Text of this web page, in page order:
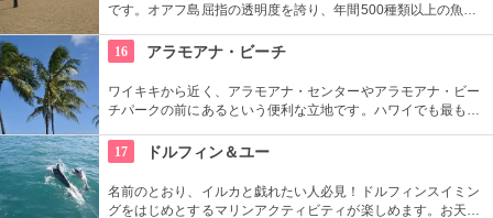
です。オアフ島屈指の透明度を誇り、年間500種類以上の魚が
で年間100万人以上の観光客が訪れます。
16 アラモアナ・ビーチ
ワイキキから近く、アラモアナ・センターやアラモアナ・ビー
チパークの前にあるという便利な立地です。ハワイでも最も美
はバーベキューやピクニックをしている人も見られます。
17 ドルフィン＆ユー
名前のとおり、イルカと戯れたい人必見！ドルフィンスイミン
グをはじめとするマリンアクティビティが楽しめます。お天気